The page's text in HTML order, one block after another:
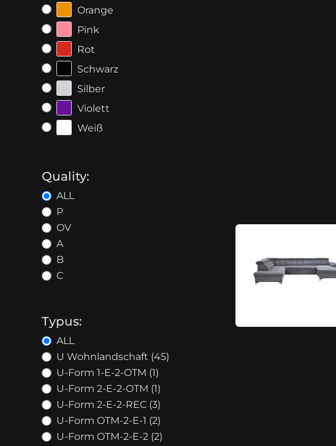
Orange
Pink
Rot
Schwarz
Silber
Violett
Weiß
Quality:
ALL
P
OV
A
B
C
Typus:
ALL
U Wohnlandschaft (45)
U-Form 1-E-2-OTM (1)
U-Form 2-E-2-OTM (1)
U-Form 2-E-2-REC (3)
U-Form OTM-2-E-1 (2)
U-Form OTM-2-E-2 (2)